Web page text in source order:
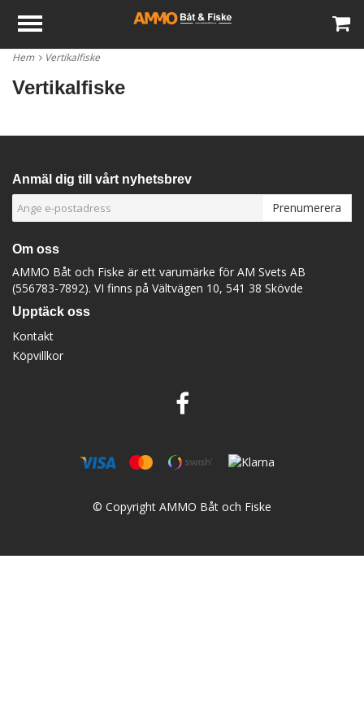
Hem Vertikalfiske
Vertikalfiske
Anmäl dig till vårt nyhetsbrev
Prenumerera
Om oss
AMMO Båt och Fiske är ett varumärke för AM Svets AB
(556783-7892). VI finns på Vältvägen 10, 541 38 Skövde
Upptäck oss
Kontakt
Köpvillkor
© Copyright AMMO Båt och Fiske